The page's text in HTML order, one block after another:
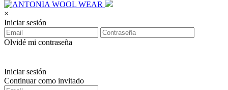
×
Iniciar sesión
Olvidé mi contraseña
Iniciar sesión
Continuar como invitado